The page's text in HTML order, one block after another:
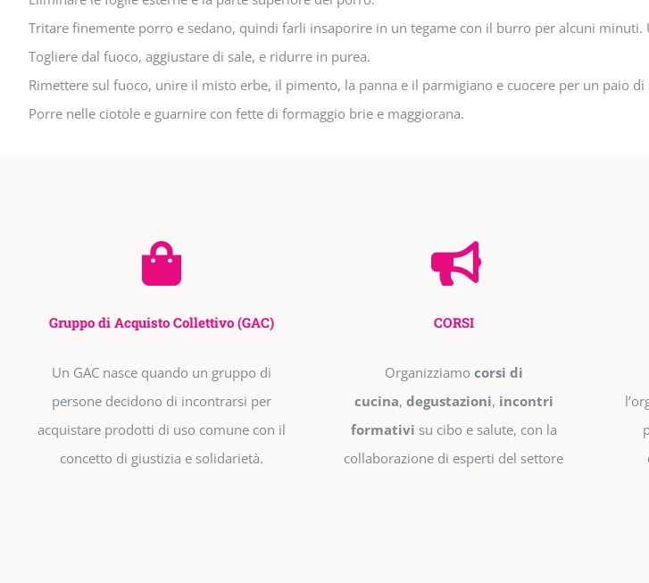
Tritare finemente porro e sedano, quindi farli insaporire in un tegame con il burro per alcuni
Togliere dal fuoco, aggiustare di sale, e ridurre in purea.
Rimettere sul fuoco, unire il misto erbe, il pimento, la panna e il parmigiano e cuocere per un paio
Porre nelle ciotole e guarnire con fette di formaggio brie e maggiorana.
Gruppo di Acquisto Collettivo (GAC)
Un GAC nasce quando un gruppo di
persone decidono di incontrarsi per
acquistare prodotti di uso comune con il
concetto di giustizia e solidarietà.
CORSI
Organizziamo corsi di
cucina, degustazioni, incontri
formativi su cibo e salute, con la
collaborazione di esperti del settore